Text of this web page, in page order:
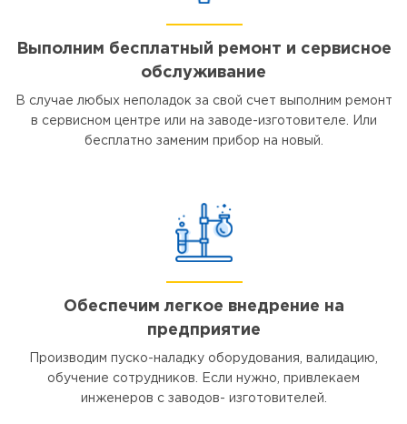
Выполним бесплатный ремонт и сервисное
обслуживание
В случае любых неполадок за свой счет выполним ремонт
в сервисном центре или на заводе-изготовителе. Или
бесплатно заменим прибор на новый.
Обеспечим легкое внедрение на
предприятие
Производим пуско-наладку оборудования, валидацию,
обучение сотрудников. Если нужно, привлекаем
инженеров с заводов- изготовителей.